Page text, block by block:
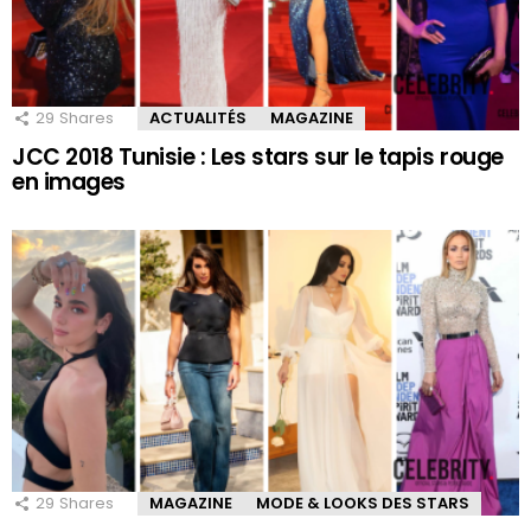
29 Shares ACTUALITÉS MAGAZINE
JCC 2018 Tunisie : Les stars sur le tapis rouge
en images
29 Shares MAGAZINE MODE & LOOKS DES STARS